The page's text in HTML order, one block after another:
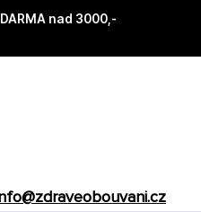
nad 3000,-